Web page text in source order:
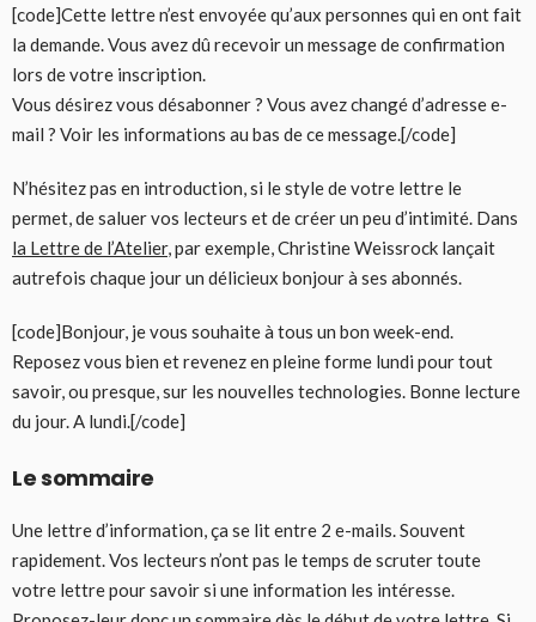
[code]Cette lettre n’est envoyée qu’aux personnes qui en ont fait
la demande. Vous avez dû recevoir un message de confirmation
lors de votre inscription.
Vous désirez vous désabonner ? Vous avez changé d’adresse e-
mail ? Voir les informations au bas de ce message.[/code]
N’hésitez pas en introduction, si le style de votre lettre le
permet, de saluer vos lecteurs et de créer un peu d’intimité. Dans
la Lettre de l’Atelier, par exemple, Christine Weissrock lançait
autrefois chaque jour un délicieux bonjour à ses abonnés.
[code]Bonjour, je vous souhaite à tous un bon week-end.
Reposez vous bien et revenez en pleine forme lundi pour tout
savoir, ou presque, sur les nouvelles technologies. Bonne lecture
du jour. A lundi.[/code]
Le sommaire
Une lettre d’information, ça se lit entre 2 e-mails. Souvent
rapidement. Vos lecteurs n’ont pas le temps de scruter toute
votre lettre pour savoir si une information les intéresse.